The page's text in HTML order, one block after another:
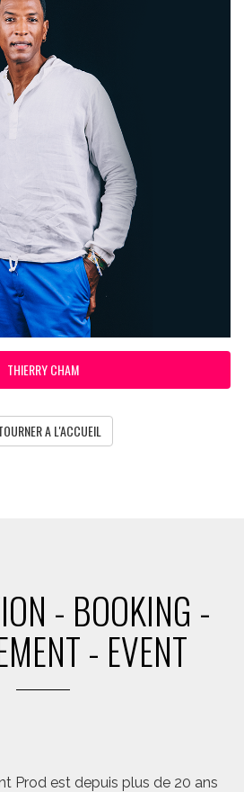
THIERRY CHAM
A L'ACCUEIL
- BOOKING -
- EVENT
Prod est depuis plus de 20 ans